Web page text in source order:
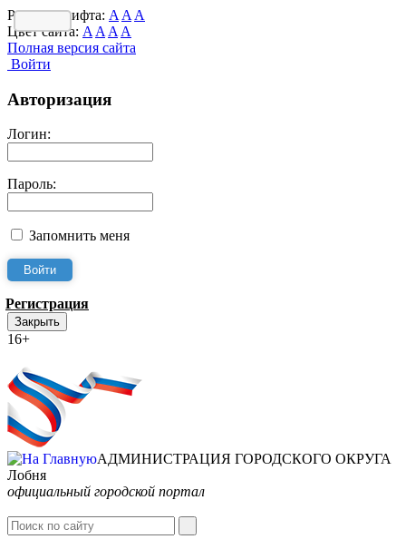
Размер шрифта: A A A
Цвет сайта: A A A A
Полная версия сайта
Войти
Авторизация
Логин:
Пароль:
Запомнить меня
Регистрация
Закрыть
16+
АДМИНИСТРАЦИЯ ГОРОДСКОГО ОКРУГА
Лобня
официальный городской портал